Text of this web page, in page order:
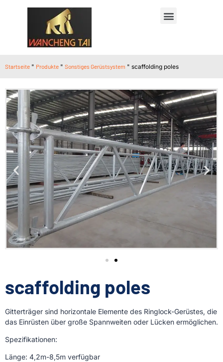
Startseite " Produkte " Sonstiges Gerüstsystem " scaffolding poles
scaffolding poles
Gitterträger sind horizontale Elemente des Ringlock-Gerüstes, die
das Einrüsten über große Spannweiten oder Lücken ermöglichen.
Spezifikationen:
Länge: 4,2m-8,5m verfügbar